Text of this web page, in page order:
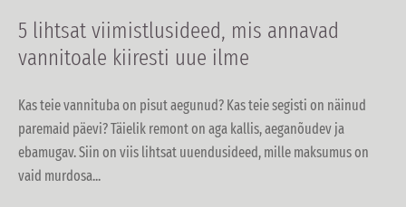
5 lihtsat viimistlusideed, mis annavad
vannitoale kiiresti uue ilme
Kas teie vannituba on pisut aegunud? Kas teie segisti on näinud
paremaid päevi? Täielik remont on aga kallis, aeganõudev ja
ebamugav. Siin on viis lihtsat uuendusideed, mille maksumus on
vaid murdosa...